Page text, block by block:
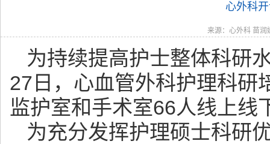
心外科
来源：心外科 苗
为持续提高护士整体科研
27日，心血管外科护理科研
监护室和手术室66人线上线
为充分发挥护理硕士科研